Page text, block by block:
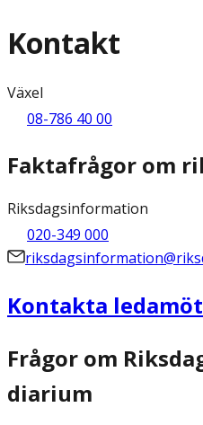
Kontakt
Växel
08-786 40 00
Faktafrågor om
Riksdagsinformation
020-349 000
Kontakta
Frågor om
diarium